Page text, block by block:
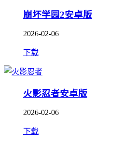
崩坏学园2安卓版
2026-02-06
下载
火影忍者安卓版
2026-02-06
下载